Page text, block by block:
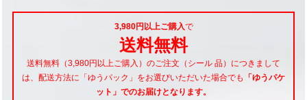
3,980円以上ご購入で
送料無料
送料無料（3,980円以上ご購入）のご注文（シール 品）につきまして
は、配送方法に「ゆうパック」をお選びいただいた場合でも
「ゆうパケ
ット」でのお届けとなります。